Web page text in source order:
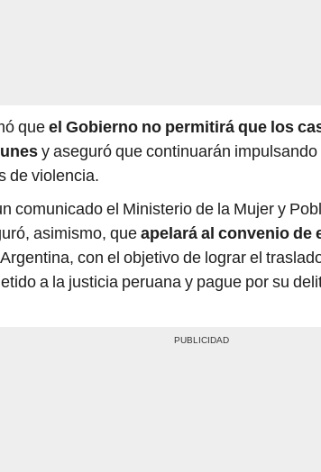
queel Gobierno no permitirá que los
y aseguró que continuarán
de violencia.
comunicado el Ministerio de la Mujer y
asimismo, queapelará al convenio de
con el objetivo de lograr el
a la justicia peruana y pague por su